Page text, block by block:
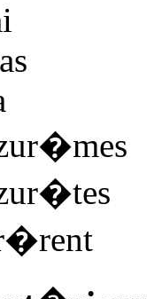
as
�mes
�tes
�rent